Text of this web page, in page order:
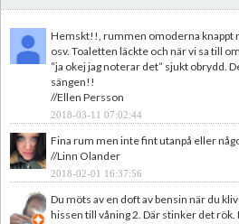
Hemskt!!, rummen omoderna knappt
osv. Toaletten läckte och när vi sa till
”ja okej jag noterar det” sjukt obrydd.
sängen!!
//Ellen Persson
2018-03-11 07:02:44
Fina rum men inte fint utanpå eller
//Linn Olander
2018-02-01 16:37:56
Du möts av en doft av bensin när du
hissen till våning 2. Där stinker det